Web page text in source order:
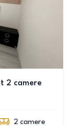
2 camere
2 camere